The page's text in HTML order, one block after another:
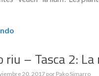
riu – Tasca 2:
20, 2017por Pako Simarro